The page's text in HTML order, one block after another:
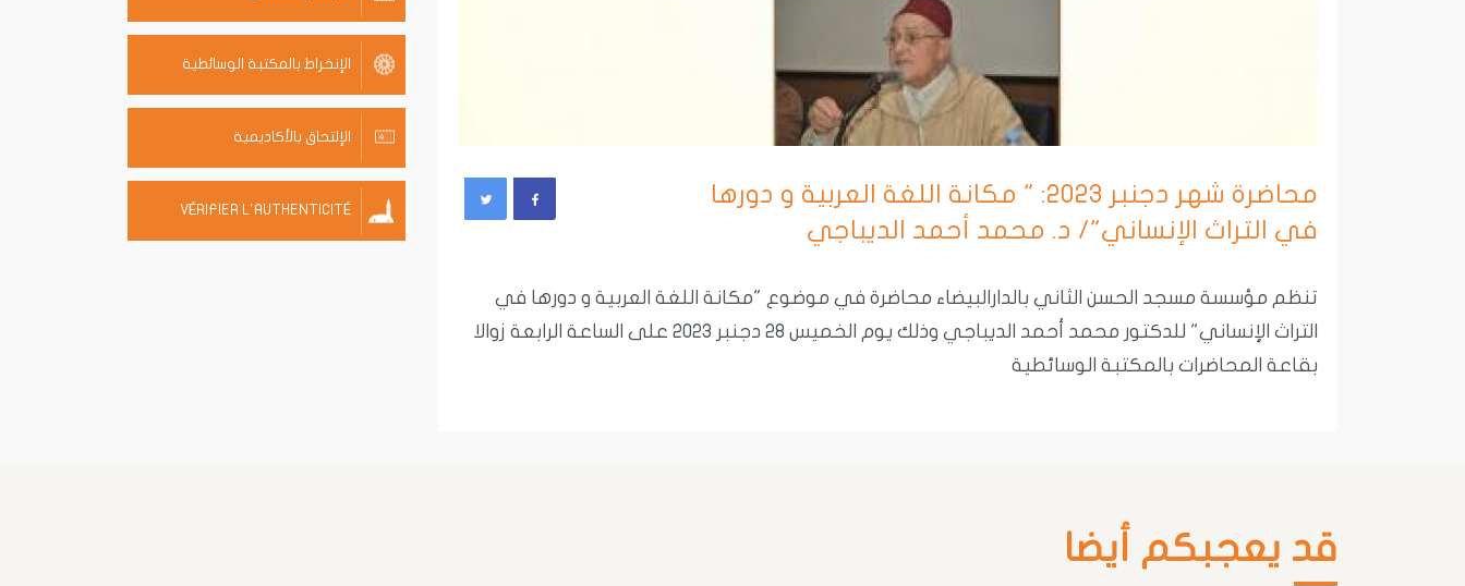
محاضرة شهر دجنبر 2023: " مكانة اللغة العربية و دورها
في التراث الإنساني"/ د. محمد أحمد الديباجي
تنظم مؤسسة مسجد الحسن الثاني بالدارالبيضاء محاضرة في موضوع "مكانة اللغة العربية و دورها في
التراث الإنساني" للدكتور محمد أحمد الديباجي وذلك يوم الخميس 28 دجنبر 2023 على الساعة الرابعة زوالا
بقاعة المحاضرات بالمكتبة الوسائطية
الإنخراط بالمكتبة الوسائطية
الإلتحاق بالأكاديمية
VÉRIFIER L'AUTHENTICITÉ
قد يعجبكم أيضا